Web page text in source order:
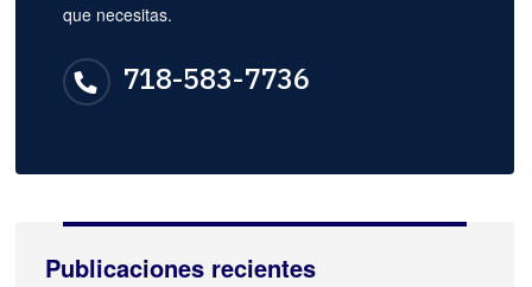
que necesitas.
718-583-7736
Publicaciones recientes